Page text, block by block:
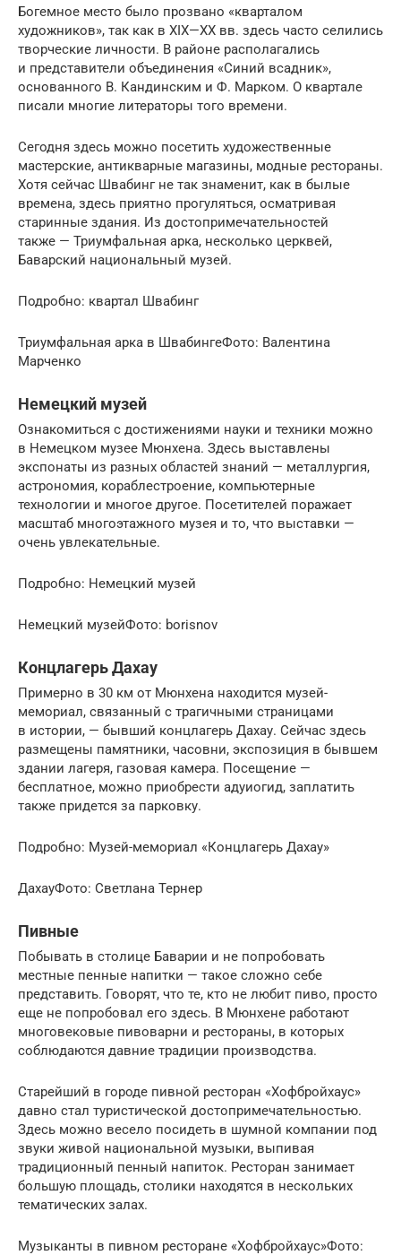
Богемное место было прозвано «кварталом
художников», так как в XIX—XX вв. здесь часто селились
творческие личности. В районе располагались
и представители объединения «Синий всадник»,
основанного В. Кандинским и Ф. Марком. О квартале
писали многие литераторы того времени.
Сегодня здесь можно посетить художественные
мастерские, антикварные магазины, модные рестораны.
Хотя сейчас Швабинг не так знаменит, как в былые
времена, здесь приятно прогуляться, осматривая
старинные здания. Из достопримечательностей
также — Триумфальная арка, несколько церквей,
Баварский национальный музей.
Подробно: квартал Швабинг
Триумфальная арка в ШвабингеФото: Валентина
Марченко
Немецкий музей
Ознакомиться с достижениями науки и техники можно
в Немецком музее Мюнхена. Здесь выставлены
экспонаты из разных областей знаний — металлургия,
астрономия, кораблестроение, компьютерные
технологии и многое другое. Посетителей поражает
масштаб многоэтажного музея и то, что выставки —
очень увлекательные.
Подробно: Немецкий музей
Немецкий музейФото: borisnov
Концлагерь Дахау
Примерно в 30 км от Мюнхена находится музей-
мемориал, связанный с трагичными страницами
в истории, — бывший концлагерь Дахау. Сейчас здесь
размещены памятники, часовни, экспозиция в бывшем
здании лагеря, газовая камера. Посещение —
бесплатное, можно приобрести адуиогид, заплатить
также придется за парковку.
Подробно: Музей-мемориал «Концлагерь Дахау»
ДахауФото: Светлана Тернер
Пивные
Побывать в столице Баварии и не попробовать
местные пенные напитки — такое сложно себе
представить. Говорят, что те, кто не любит пиво, просто
еще не попробовал его здесь. В Мюнхене работают
многовековые пивоварни и рестораны, в которых
соблюдаются давние традиции производства.
Старейший в городе пивной ресторан «Хофбройхаус»
давно стал туристической достопримечательностью.
Здесь можно весело посидеть в шумной компании под
звуки живой национальной музыки, выпивая
традиционный пенный напиток. Ресторан занимает
большую площадь, столики находятся в нескольких
тематических залах.
Музыканты в пивном ресторане «Хофбройхаус»Фото: